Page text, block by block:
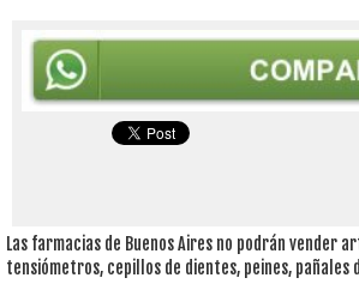
Las farmacias de Buenos Aires no podrán
tensiómetros, cepillos de dientes, peines,